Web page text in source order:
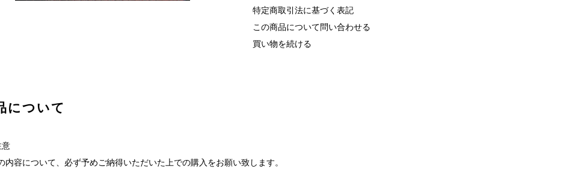
特定商取引法に基づく表記
この商品について問い合わせる
買い物を続ける
について
内容について、必ず予めご納得いただいた上での購入をお願い致します。